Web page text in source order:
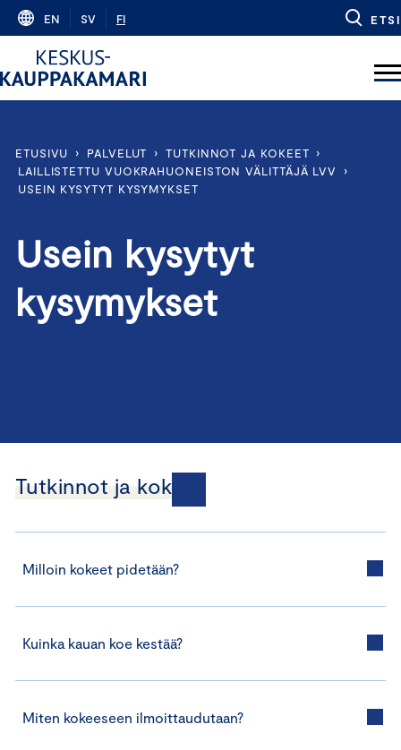
Skip
content
EN SV FI ETSI
ETUSIVU › PALVELUT › TUTKINNOT JA KOKEET ›
LAILLISTETTU VUOKRAHUONEISTON VÄLITTÄJÄ LVV
›
USEIN KYSYTYT KYSYMYKSET
Usein kysytyt
kysymykset
Tutkinnot ja kokeet
Milloin kokeet pidetään?
Kuinka kauan koe kestää?
Miten kokeeseen ilmoittaudutaan?